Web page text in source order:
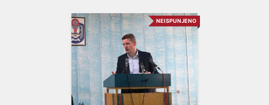
NEISPUNJENO